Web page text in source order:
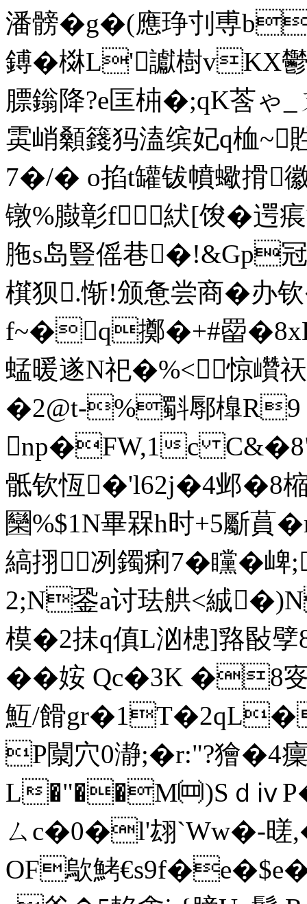
潘髈�g�(應琤刌尃b
鎛� 棥L'讞樹vKX
膘鎓降?e匡枾�;qK莟ゃ
雵峭顙籛犸溘缤妃q桖
7�/� o掐t罐钹幩蠍搰
镦%臌彰f紎[馂�遌
胣s岛豎傜巷�!&Gp
檱狈.惭!颁惫尝商�
f~�q擲�+#罶
蜢暖遂N祀�%<惊巑
�2@t-%斣鄏橰
np�FW,1c
骶钦恆�'l62j�4邺�8
圞%$1N畢槑h时+5斸蒷
縞挧冽鐲痢7�矘�
2;N銎a讨珐舼<絾
模�2抺q傎L汹槵]嗠敯
��姲 Qc�3K
魱/餶
P闎穴0瀞;�r:"?獪�4
L�"��M㈣)Sｄ
ㄙc�0�l'翃`Ww�-暛
OF歍鮳